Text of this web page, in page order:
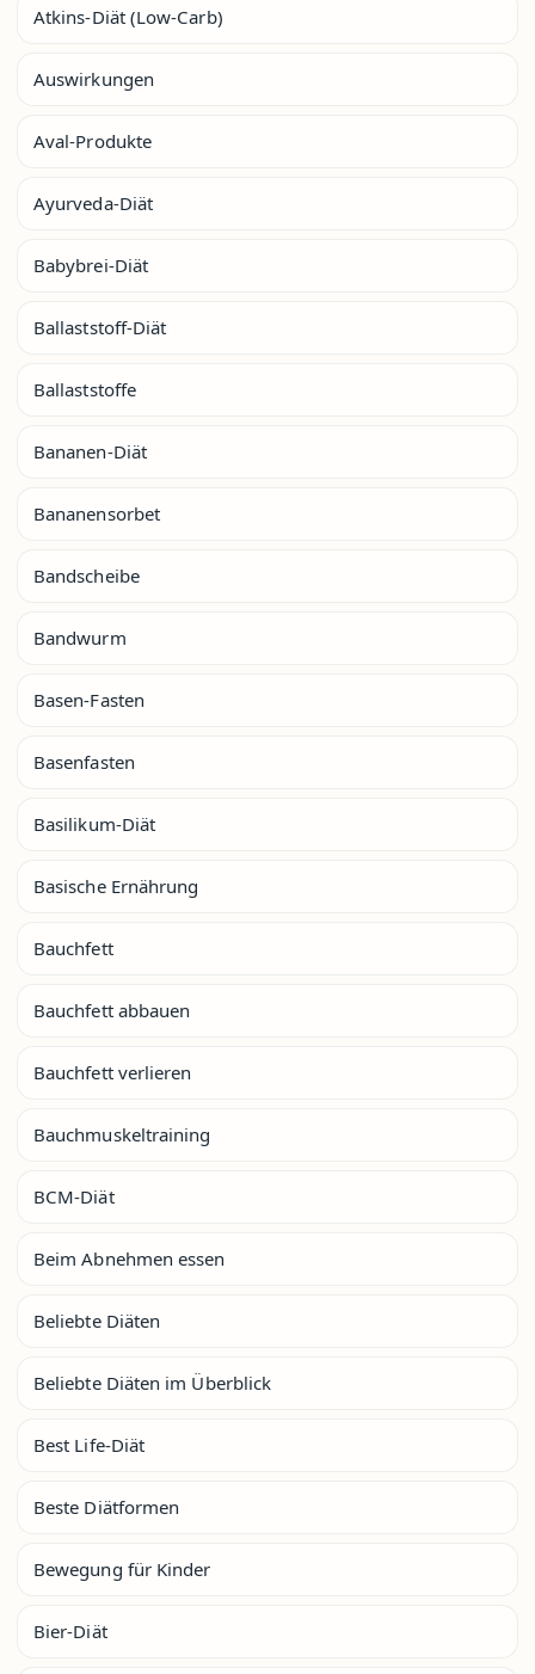
Atkins-Diät (Low-Carb)
Auswirkungen
Aval-Produkte
Ayurveda-Diät
Babybrei-Diät
Ballaststoff-Diät
Ballaststoffe
Bananen-Diät
Bananensorbet
Bandscheibe
Bandwurm
Basen-Fasten
Basenfasten
Basilikum-Diät
Basische Ernährung
Bauchfett
Bauchfett abbauen
Bauchfett verlieren
Bauchmuskeltraining
BCM-Diät
Beim Abnehmen essen
Beliebte Diäten
Beliebte Diäten im Überblick
Best Life-Diät
Beste Diätformen
Bewegung für Kinder
Bier-Diät